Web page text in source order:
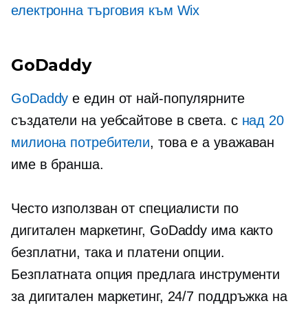
електронна търговия към Wix
GoDaddy
GoDaddy е един от най-популярните
създатели на уебсайтове в света. с над 20
милиона потребители, това е aуважаван
име в бранша.
Често използван от специалисти по
дигитален маркетинг, GoDaddy има както
безплатни, така и платени опции.
Безплатната опция предлага инструменти
за дигитален маркетинг, 24/7 поддръжка на